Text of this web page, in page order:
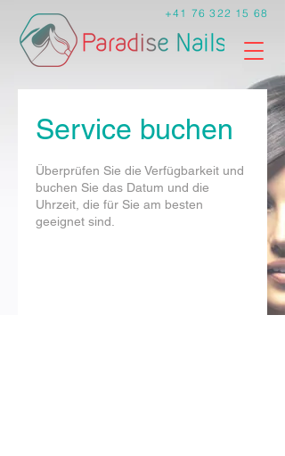
+41 76 322 15 68
Service buchen
Überprüfen Sie die Verfügbarkeit und
buchen Sie das Datum und die
Uhrzeit, die für Sie am besten
geeignet sind.